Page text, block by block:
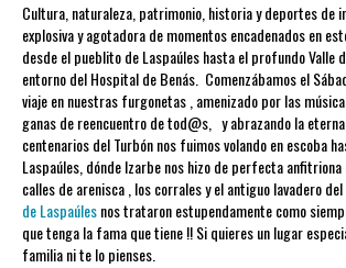
Cultura, naturaleza, patrimonio, historia y deportes de
explosiva y agotadora de momentos encadenados en
desde el pueblito de Laspaúles hasta el profundo Valle
entorno del Hospital de Benás. Comenzábamos el
viaje en nuestras furgonetas , amenizado por las
ganas de reencuentro de tod@s, y abrazando la
centenarios del Turbón nos fuimos volando en escoba
Laspaúles, dónde Izarbe nos hizo de perfecta
calles de arenisca , los corrales y el antiguo lavadero del
de Laspaúlesnos trataron estupendamente como
que tenga la fama que tiene !! Si quieres un lugar
familia ni te lo pienses.